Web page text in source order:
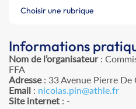
Choisir une rubrique
Informations
Nom de l’organisateur:
FFA
Adresse: 33 Avenue Pierre
Email : nicolas.pin@athle.fr
Site internet : -